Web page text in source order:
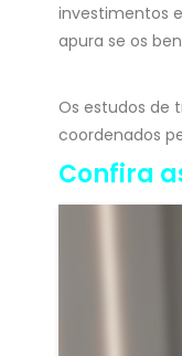
investimentos
apura se os
Os estudos de
coordenados
Confira